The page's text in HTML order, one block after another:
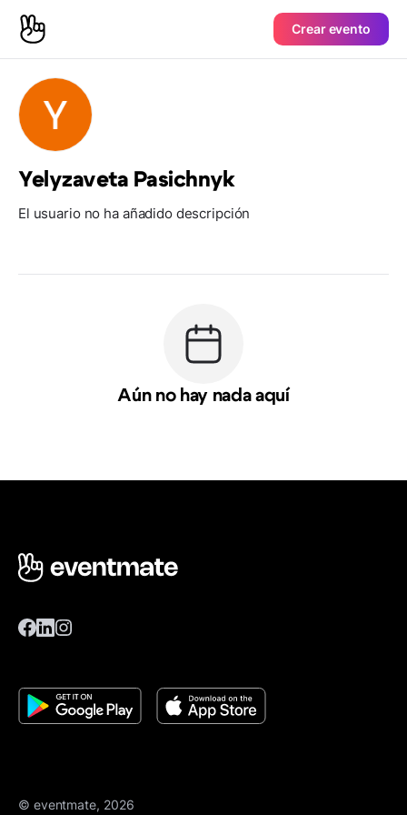
Crear evento
Yelyzaveta Pasichnyk
El usuario no ha añadido descripción
Aún no hay nada aquí
© eventmate, 2026